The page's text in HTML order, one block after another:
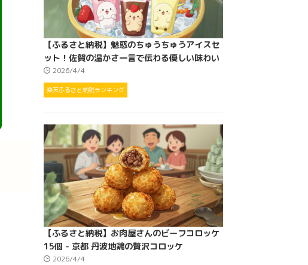
【ふるさと納税】魅惑のちゅうちゅうアイスセ
ット！佐賀の温かさ一言で伝わる優しい味わい
2026/4/4
楽天ふるさと納税ランキング
【ふるさと納税】お肉屋さんのビーフコロッケ
15個 - 京都 丹波地鶏の贅沢コロッケ
2026/4/4